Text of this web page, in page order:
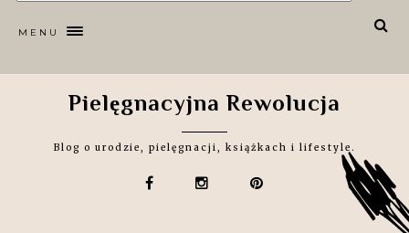
MENU
Pielęgnacyjna Rewolucja
Blog o urodzie, pielęgnacji, książkach i lifestyle.